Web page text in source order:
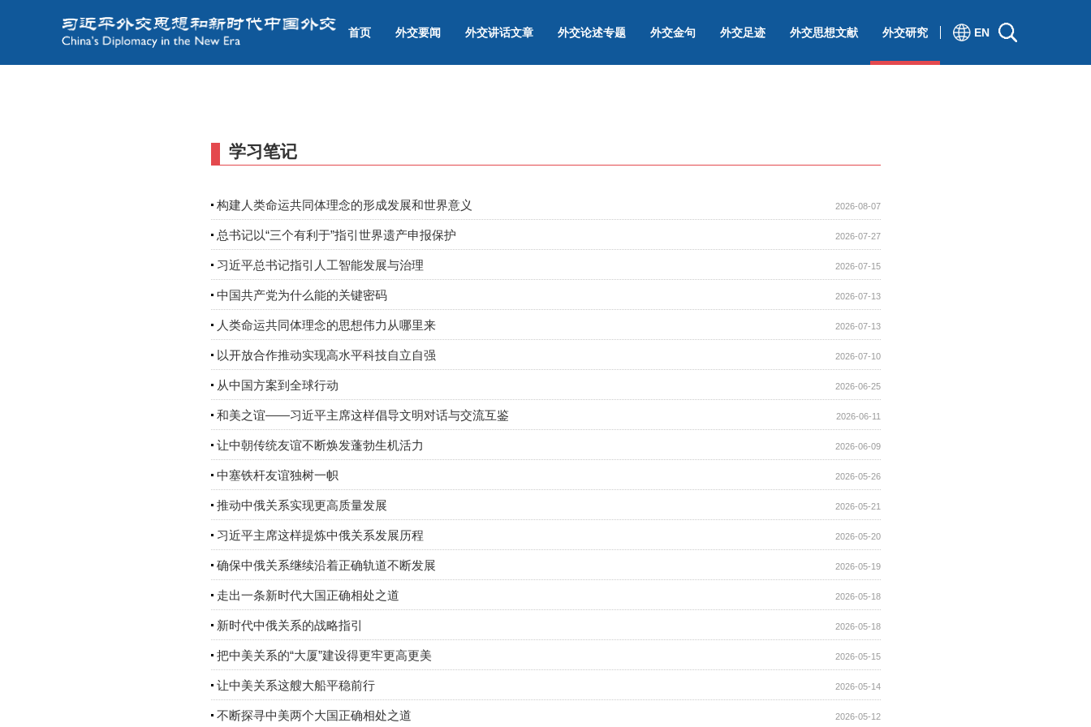
首页 外交要闻 外交讲话文章 外交论述专题 外交金句 外交足迹 外交思想文献 外交研究 EN
学习笔记
2026-08-07
构建人类命运共同体理念的形成发展和世界意义
2026-07-27
总书记以“三个有利于”指引世界遗产申报保护
2026-07-15
习近平总书记指引人工智能发展与治理
2026-07-13
中国共产党为什么能的关键密码
2026-07-13
人类命运共同体理念的思想伟力从哪里来
2026-07-10
以开放合作推动实现高水平科技自立自强
2026-06-25
从中国方案到全球行动
2026-06-11
和美之谊——习近平主席这样倡导文明对话与交流互鉴
2026-06-09
让中朝传统友谊不断焕发蓬勃生机活力
2026-05-26
中塞铁杆友谊独树一帜
2026-05-21
推动中俄关系实现更高质量发展
2026-05-20
习近平主席这样提炼中俄关系发展历程
2026-05-19
确保中俄关系继续沿着正确轨道不断发展
2026-05-18
走出一条新时代大国正确相处之道
2026-05-18
新时代中俄关系的战略指引
2026-05-15
把中美关系的“大厦”建设得更牢更高更美
2026-05-14
让中美关系这艘大船平稳前行
2026-05-12
不断探寻中美两个大国正确相处之道